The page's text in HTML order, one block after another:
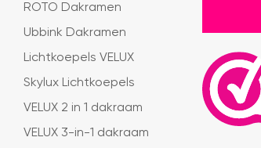
ROTO Dakramen
Ubbink Dakramen
Lichtkoepels VELUX
Skylux Lichtkoepels
VELUX 2 in 1 dakraam
VELUX 3-in-1 dakraam